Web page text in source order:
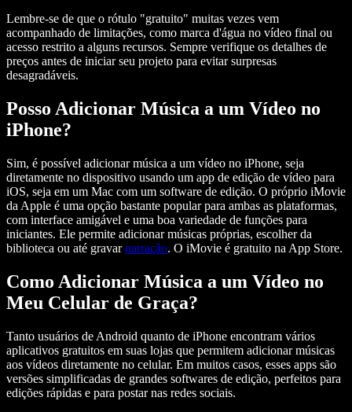
Lembre-se de que o rótulo "gratuito" muitas vezes vem
acompanhado de limitações, como marca d'água no vídeo final ou
acesso restrito a alguns recursos. Sempre verifique os detalhes de
preços antes de iniciar seu projeto para evitar surpresas
desagradáveis.
Posso Adicionar Música a um Vídeo no
iPhone?
Sim, é possível adicionar música a um vídeo no iPhone, seja
diretamente no dispositivo usando um app de edição de vídeo para
iOS, seja em um Mac com um software de edição. O próprio iMovie
da Apple é uma opção bastante popular para ambas as plataformas,
com interface amigável e uma boa variedade de funções para
iniciantes. Ele permite adicionar músicas próprias, escolher da
biblioteca ou até gravarnarração. O iMovie é gratuito na App Store.
Como Adicionar Música a um Vídeo no
Meu Celular de Graça?
Tanto usuários de Android quanto de iPhone encontram vários
aplicativos gratuitos em suas lojas que permitem adicionar músicas
aos vídeos diretamente no celular. Em muitos casos, esses apps são
versões simplificadas de grandes softwares de edição, perfeitos para
edições rápidas e para postar nas redes sociais.